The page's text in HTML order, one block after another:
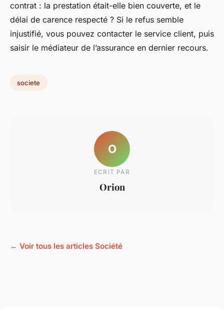
contrat : la prestation était-elle bien couverte, et le
délai de carence respecté ? Si le refus semble
injustifié, vous pouvez contacter le service client, puis
saisir le médiateur de l’assurance en dernier recours.
societe
O
ECRIT PAR
Orion
← Voir tous les articles Société